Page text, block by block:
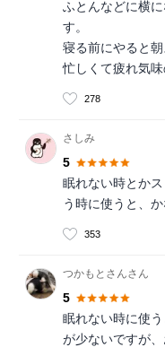
ふとんなどに横
す。
寝る前にやると朝
忙しくて疲れ気
278
さしみ
5
眠れない時とか
う時に使うと、
353
つかもとさんさん
5
眠れない時に使
が少ないですが